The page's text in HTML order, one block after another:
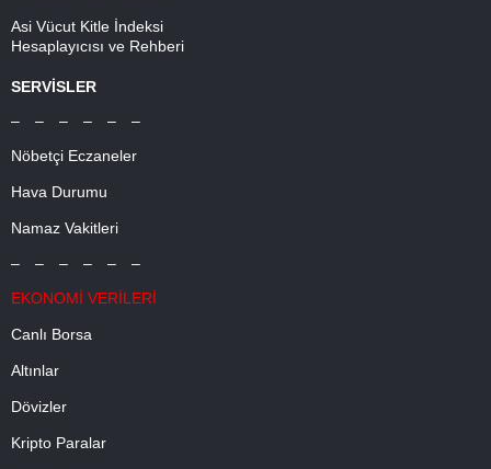
Asi Vücut Kitle İndeksi
Hesaplayıcısı ve Rehberi
SERVİSLER
– – – – – –
Nöbetçi Eczaneler
Hava Durumu
Namaz Vakitleri
– – – – – –
EKONOMİ VERİLERİ
Canlı Borsa
Altınlar
Dövizler
Kripto Paralar